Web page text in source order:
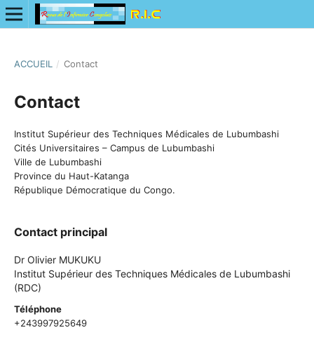
ACCUEIL / Contact
Contact
Institut Supérieur des Techniques Médicales de Lubumbashi
Cités Universitaires – Campus de Lubumbashi
Ville de Lubumbashi
Province du Haut-Katanga
République Démocratique du Congo.
Contact principal
Dr Olivier MUKUKU
Institut Supérieur des Techniques Médicales de Lubumbashi
(RDC)
Téléphone
+243997925649